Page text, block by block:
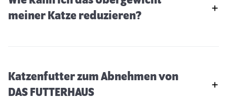
meiner Katze reduzieren?
Katzenfutter zum Abnehmen von
DAS FUTTERHAUS